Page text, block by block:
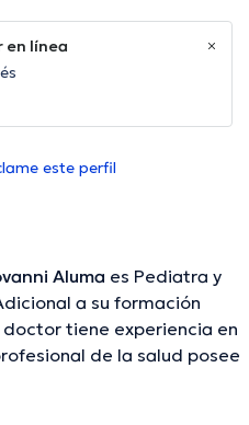
en línea
este perfil
Aluma es Pediatra y
a su formación
tiene experiencia en
de la salud posee